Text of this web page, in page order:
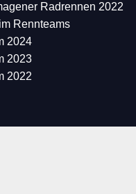
Radrennen 2022
Rennteams
2024
2023
2022